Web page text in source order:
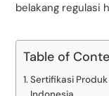
belakang regulasi
Table of
Sertifikasi